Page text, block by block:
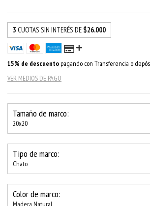
3 CUOTAS SIN INTERÉS DE $26.000
15% de descuentopagando con Transferencia o
VER MEDIOS DE PAGO
Tamaño de marco:
20x20
Tipo de marco:
Chato
Color de marco:
Madera Natural